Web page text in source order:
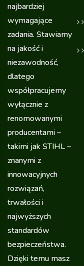
najbardziej
wymagające
zadania. Stawiamy
na jakość i
niezawodność,
dlatego
współpracujemy
wyłącznie z
renomowanymi
producentami –
takimi jak STIHL –
znanymi z
innowacyjnych
rozwiązań,
trwałości i
najwyższych
standardów
bezpieczeństwa.
Dzięki temu masz